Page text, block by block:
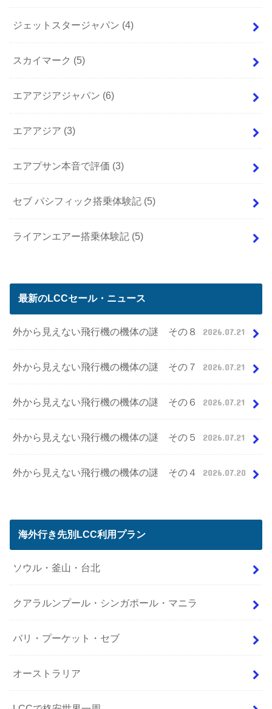
ジェットスタージャパン (4)
スカイマーク (5)
エアアジアジャパン (6)
エアアジア (3)
エアプサン本音で評価 (3)
セブ パシフィック搭乗体験記 (5)
ライアンエアー搭乗体験記 (5)
最新のLCCセール・ニュース
外から見えない飛行機の機体の謎 その８ 2026.07.21
外から見えない飛行機の機体の謎 その７ 2026.07.21
外から見えない飛行機の機体の謎 その６ 2026.07.21
外から見えない飛行機の機体の謎 その５ 2026.07.21
外から見えない飛行機の機体の謎 その４ 2026.07.20
海外行き先別LCC利用プラン
ソウル・釜山・台北
クアラルンプール・シンガポール・マニラ
バリ・プーケット・セブ
オーストラリア